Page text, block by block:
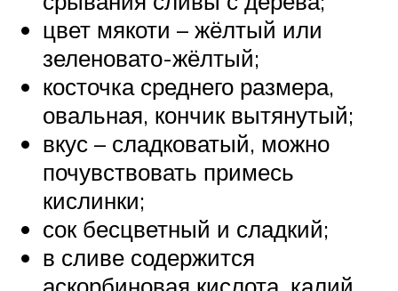
цвет мякоти – жёлтый или
зеленовато-жёлтый;
косточка среднего размера,
овальная, кончик вытянутый;
вкус – сладковатый, можно
почувствовать примесь
кислинки;
сок бесцветный и сладкий;
в сливе содержится